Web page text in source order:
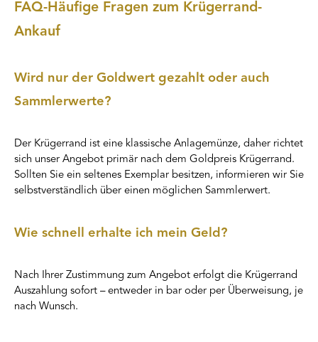
FAQ-Häufige Fragen zum Krügerrand-
Ankauf
Wird nur der Goldwert gezahlt oder auch
Sammlerwerte?
Der Krügerrand ist eine klassische Anlagemünze, daher richtet
sich unser Angebot primär nach dem Goldpreis Krügerrand.
Sollten Sie ein seltenes Exemplar besitzen, informieren wir Sie
selbstverständlich über einen möglichen Sammlerwert.
Wie schnell erhalte ich mein Geld?
Nach Ihrer Zustimmung zum Angebot erfolgt die Krügerrand
Auszahlung sofort – entweder in bar oder per Überweisung, je
nach Wunsch.